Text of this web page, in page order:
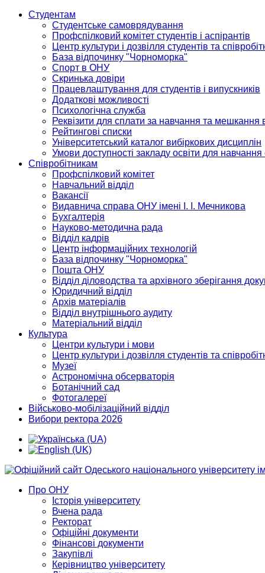
Студентам
Студентське самоврядування
Профспілковий комітет студентів і аспірантів
Центр культури і дозвілля студентів та
База відпочинку "Чорноморка"
Спорт в ОНУ
Скринька довіри
Працевлаштування для студентів і випускників
Додаткові можливості
Психологічна служба
Реквізити для сплати за навчання та мешкання
Рейтингові списки
Університетський каталог вибіркових дисциплін
Умови доступності закладу освіти для
Співробітникам
Профспілковий комітет
Навчальний відділ
Вакансії
Видавнича справа ОНУ імені І. І. Мечникова
Бухгалтерія
Науково-методична рада
Відділ кадрів
Центр інформаційних технологій
База відпочинку "Чорноморка"
Пошта ОНУ
Відділ діловодства та архівного зберігання
Юридичний відділ
Архів матеріалів
Відділ внутрішнього аудиту
Матеріальний відділ
Культура
Центри культури і мови
Центр культури і дозвілля студентів та
Музеї
Астрономічна обсерваторія
Ботанічний сад
Фотогалереї
Військово-мобілізаційний відділ
Вибори ректора 2026
Про ОНУ
Історія університету
Вчена рада
Ректорат
Офіційні документи
Фінансові документи
Закупівлі
Керівництво університету